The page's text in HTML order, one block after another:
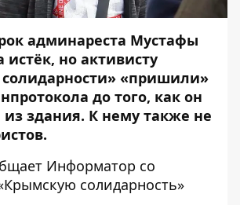
админареста Мустафы
истёк, но активисту
«пришили»
до того, как он
здания. К нему также не
Информатор со
Крымскую солидарность»